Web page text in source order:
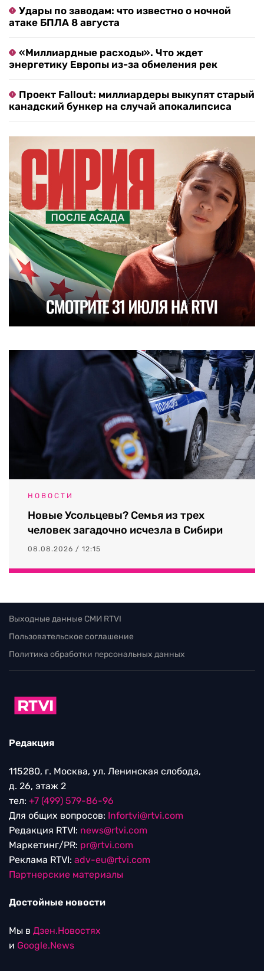
Удары по заводам: что известно о ночной
атаке БПЛА 8 августа
«Миллиардные расходы». Что ждет
энергетику Европы из-за обмеления рек
Проект Fallout: миллиардеры выкупят старый
канадский бункер на случай апокалипсиса
НОВОСТИ
Новые Усольцевы? Семья из трех
человек загадочно исчезла в Сибири
08.08.2026 / 12:15
Выходные данные СМИ RTVI
Пользовательское соглашение
Политика обработки персональных данных
Редакция
115280, г. Москва, ул. Ленинская слобода,
д. 26, этаж 2
тел: +7 (499) 579-86-96
Для общих вопросов: Infortvi@rtvi.com
Редакция RTVI: news@rtvi.com
Маркетинг/PR: pr@rtvi.com
Реклама RTVI: adv-eu@rtvi.com
Партнерские материалы
Достойные новости
Мы в Дзен.Новостях
и Google.News